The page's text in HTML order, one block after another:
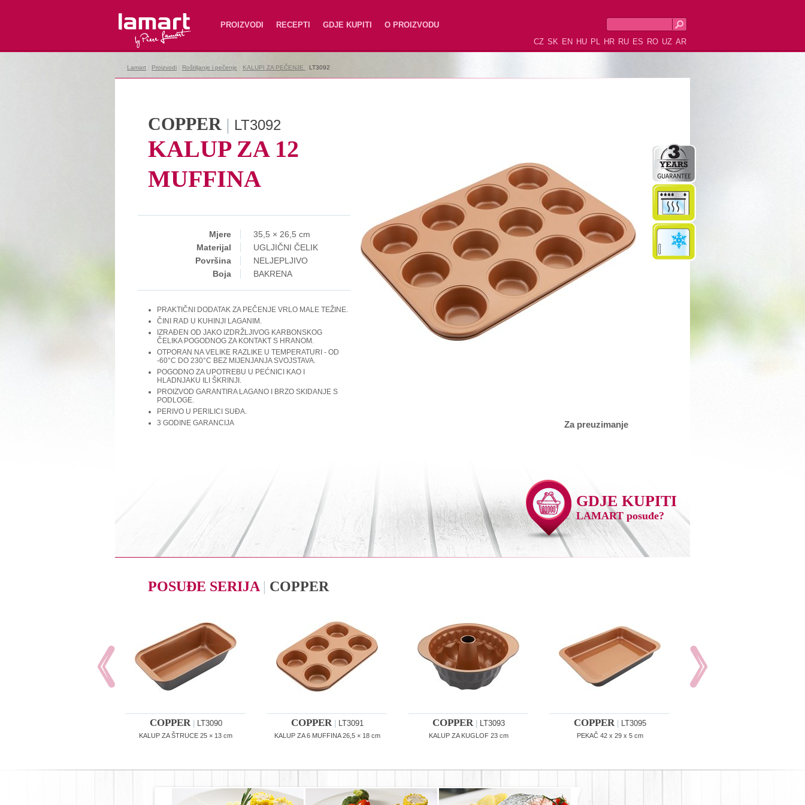
Lamart PROIZVODI RECEPTI GDJE KUPITI
O PROIZVODU
CZ SK EN HU PL HR RU ES RO UZ AR
Lamart Proizvodi Roštiljanje i pečenje KALUPI ZA PEČENJE LT3092
Za preuzimanje
COPPER | LT3092
KALUP ZA 12
MUFFINA
Mjere
35,5 × 26,5 cm
Materijal
UGLJIČNI ČELIK
Površina
NELJEPLJIVO
Boja
BAKRENA
PRAKTIČNI DODATAK ZA PEČENJE VRLO MALE TEŽINE.
ČINI RAD U KUHINJI LAGANIM.
IZRAĐEN OD JAKO IZDRŽLJIVOG KARBONSKOG
ČELIKA POGODNOG ZA KONTAKT S HRANOM.
OTPORAN NA VELIKE RAZLIKE U TEMPERATURI - OD
-60°C DO 230°C BEZ MIJENJANJA SVOJSTAVA.
POGODNO ZA UPOTREBU U PEĆNICI KAO I
HLADNJAKU ILI ŠKRINJI.
PROIZVOD GARANTIRA LAGANO I BRZO SKIDANJE S
PODLOGE.
PERIVO U PERILICI SUĐA.
3 GODINE GARANCIJA
GDJE KUPITI
LAMART posuđe?
POSUĐE SERIJA | COPPER
COPPER| LT3090
KALUP ZA ŠTRUCE 25 × 13 cm
COPPER| LT3091
KALUP ZA 6 MUFFINA 26,5 × 18 cm
COPPER| LT3093
KALUP ZA KUGLOF 23 cm
COPPER| LT3095
PEKAČ 42 x 29 x 5 cm